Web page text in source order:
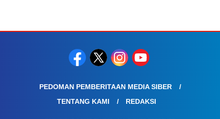
PEDOMAN PEMBERITAAN MEDIA SIBER
TENTANG KAMI
REDAKSI